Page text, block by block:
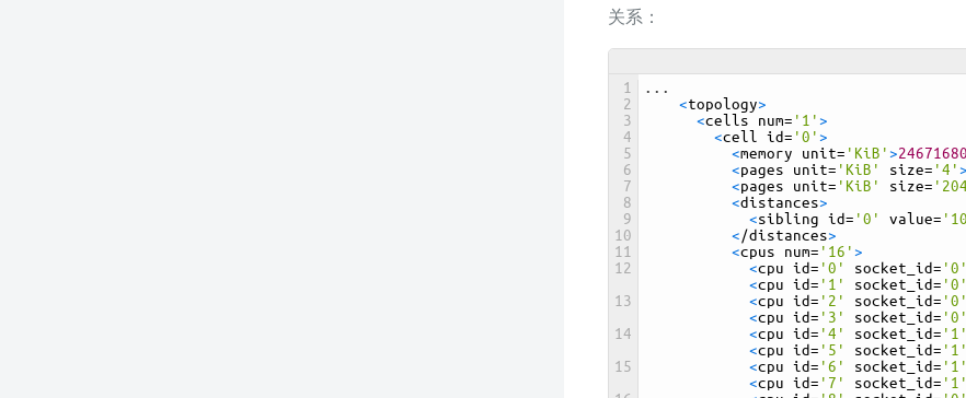
关系：
1
2
3
4
5
6
7
8
9
10
11
12
13
14
15
. . .
<topology>
<cells num= '1'>
<cell id= '0'>
<memory unit= 'KiB'>
<pages unit= 'KiB' size= '4'
<pages unit= 'KiB' size=
<distances>
<sibling id= '0' value=
< /distances>
<cpus num= '16'>
<cpu id= '0' socket_id= '0'
<cpu id= '1' socket_id= '0'
<cpu id= '2' socket_id= '0'
<cpu id= '3' socket_id= '0'
<cpu id= '4' socket_id= '1'
<cpu id= '5' socket_id= '1'
<cpu id= '6' socket_id= '1'
<cpu id= '7' socket_id= '1'